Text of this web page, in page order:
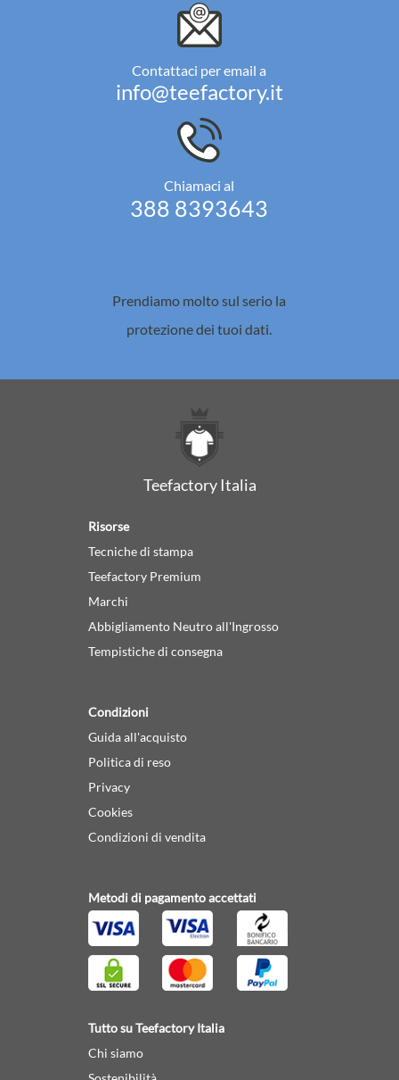
Contattaci per email a
info@teefactory.it
Chiamaci al
388 8393643
Prendiamo molto sul serio la
protezione dei tuoi dati.
Teefactory Italia
Risorse
Tecniche di stampa
Teefactory Premium
Marchi
Abbigliamento Neutro all'Ingrosso
Tempistiche di consegna
Condizioni
Guida all'acquisto
Politica di reso
Privacy
Cookies
Condizioni di vendita
Metodi di pagamento accettati
Tutto su Teefactory Italia
Chi siamo